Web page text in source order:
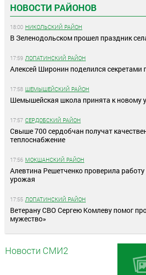
НОВОСТИ РАЙОНОВ
18:00 НИКОЛЬСКИЙ РАЙОН
В Зеленодольском прошел праздник
17:59 ЛОПАТИНСКИЙ РАЙОН
Алексей Широнин поделился секретами
17:58 ШЕМЫШЕЙСКИЙ РАЙОН
Шемышейская школа принята к новому
17:57 СЕРДОБСКИЙ РАЙОН
Свыше 700 сердобчан получат
теплоснабжение
17:56 МОКШАНСКИЙ РАЙОН
Алевтина Решетченко проверила работу
урожая
17:55 ЛОПАТИНСКИЙ РАЙОН
Ветерану СВО Сергею Комлеву помог
мужество»
Новости СМИ2